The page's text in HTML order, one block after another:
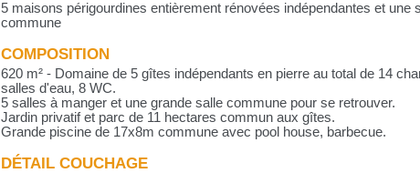
5 maisons périgourdines entièrement rénovées indépendantes et une
commune
COMPOSITION
620 m² - Domaine de 5 gîtes indépendants en pierre au total de 14
salles d'eau, 8 WC.
5 salles à manger et une grande salle commune pour se retrouver.
Jardin privatif et parc de 11 hectares commun aux gîtes.
Grande piscine de 17x8m commune avec pool house, barbecue.
DÉTAIL COUCHAGE